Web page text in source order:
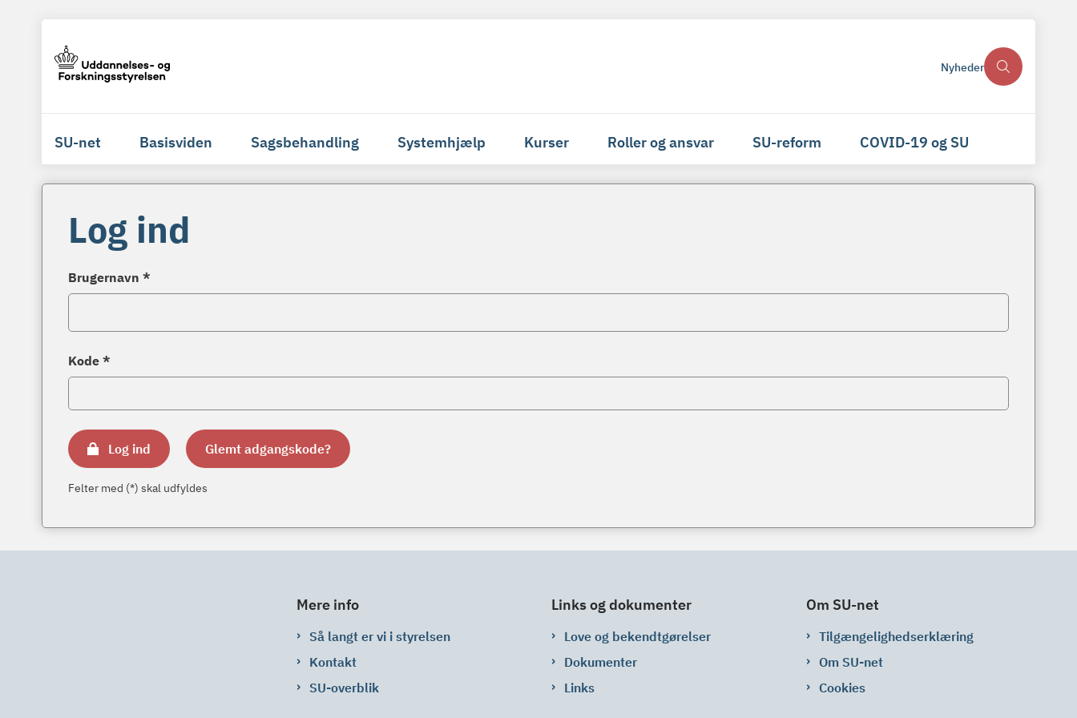
Nyheder
SU-net Basisviden Sagsbehandling Systemhjælp Kurser Roller og ansvar SU-reform COVID-19 og SU
Log ind
Brugernavn *
Kode *
Log ind Glemt adgangskode?
Felter med (*) skal udfyldes
Mere info
Så langt er vi i styrelsen
Kontakt
SU-overblik
Links og dokumenter
Love og bekendtgørelser
Dokumenter
Links
Om SU-net
Tilgængelighedserklæring
Om SU-net
Cookies